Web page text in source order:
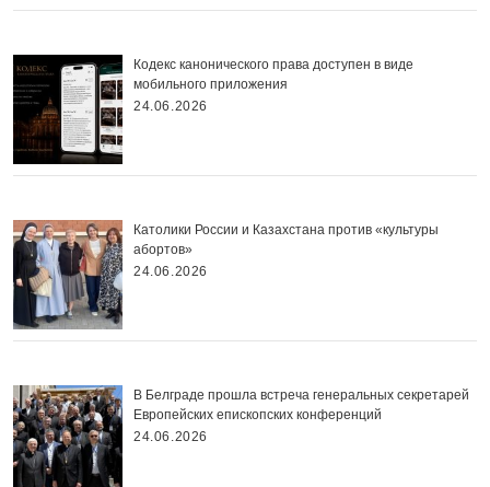
Кодекс канонического права доступен в виде
мобильного приложения
24.06.2026
Католики России и Казахстана против «культуры
абортов»
24.06.2026
В Белграде прошла встреча генеральных секретарей
Европейских епископских конференций
24.06.2026